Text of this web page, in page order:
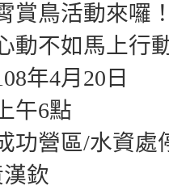
賞鳥活動來囉
動不如馬上行
年4月20日
午6點
功營區/水資處
欽